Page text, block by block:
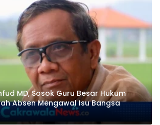
MD, Sosok Guru Besar Hukum
Absen Mengawal Isu Bangsa